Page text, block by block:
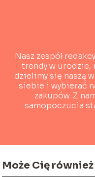
Nasz zespół
trendy w urodzie,
dzielimy się naszą
siebie i wybierać
zakupów. Z
samopoczucia
Może Cię